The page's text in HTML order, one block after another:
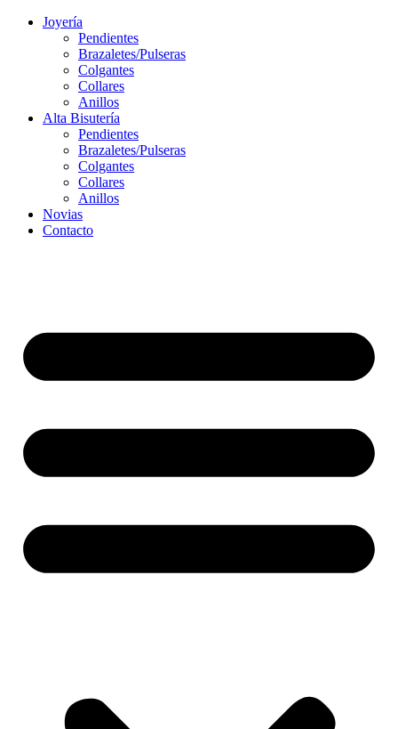
Joyería
Pendientes
Brazaletes/Pulseras
Colgantes
Collares
Anillos
Alta Bisutería
Pendientes
Brazaletes/Pulseras
Colgantes
Collares
Anillos
Novias
Contacto